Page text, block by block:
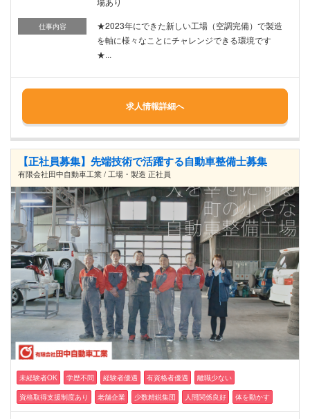
仕事内容
★2023年にできた新しい工場（空調完備）で製造
を軸に様々なことにチャレンジできる環境です
★...
求人情報詳細へ
【正社員募集】先端技術で活躍する自動車整備士募集
有限会社田中自動車工業 / 工場・製造 正社員
未経験者OK 学歴不問 経験者優遇 有資格者優遇
離職少ない
資格取得支援制度あり
老舗企業 少数精鋭集団 人間関係良好 体を動かす